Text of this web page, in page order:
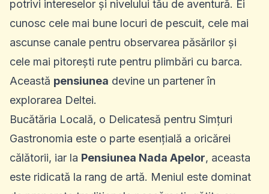
potrivi intereselor și nivelului tău de aventură. Ei
cunosc cele mai bune locuri de pescuit, cele mai
ascunse canale pentru observarea păsărilor și
cele mai pitorești rute pentru plimbări cu barca.
Această pensiunea devine un partener în
explorarea Deltei.
Bucătăria Locală, o Delicatesă pentru Simțuri
Gastronomia este o parte esențială a oricărei
călătorii, iar la Pensiunea Nada Apelor, aceasta
este ridicată la rang de artă. Meniul este dominat